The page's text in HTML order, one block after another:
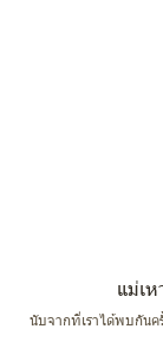
แม่เ
นับจากที่เราได้พบกัน